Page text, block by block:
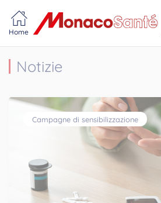
Home
Notizie
Campagne di sensibilizzazione